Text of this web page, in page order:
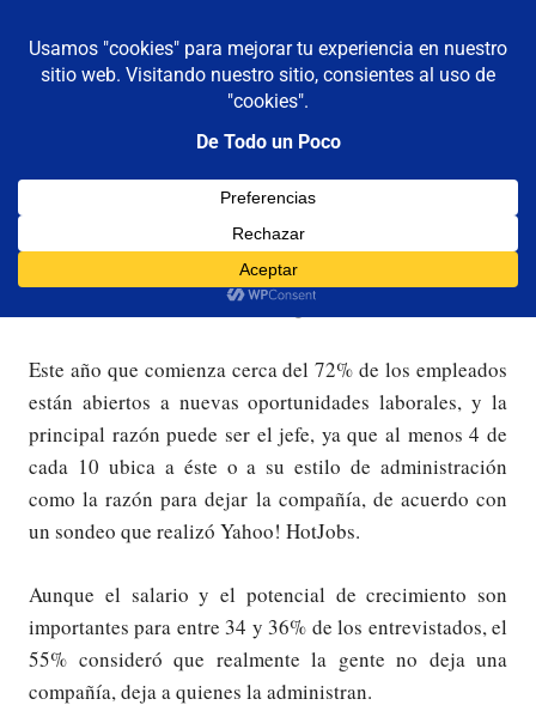
contenido
De todo un poco
Reflexiones,
Viajes
MENÚ
Las 10 cualidades de un buen Gerente
Luis Castellanos
,Liderazgo
Este año que comienza cerca del 72% de los empleados
están abiertos a nuevas oportunidades laborales, y la
principal razón puede ser el jefe, ya que al menos 4 de
cada 10 ubica a éste o a su estilo de administración
como la razón para dejar la compañía, de acuerdo con
un sondeo que realizó Yahoo! HotJobs.
Aunque el salario y el potencial de crecimiento son
importantes para entre 34 y 36% de los entrevistados, el
55% consideró que realmente la gente no deja una
compañía, deja a quienes la administran.